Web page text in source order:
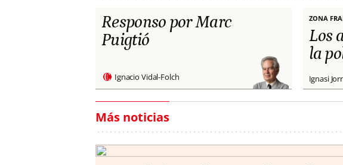
Responso por Marc
Puigtió
Ignacio Vidal-Folch
ZONA
Los
la
Ignasi
Más noticias